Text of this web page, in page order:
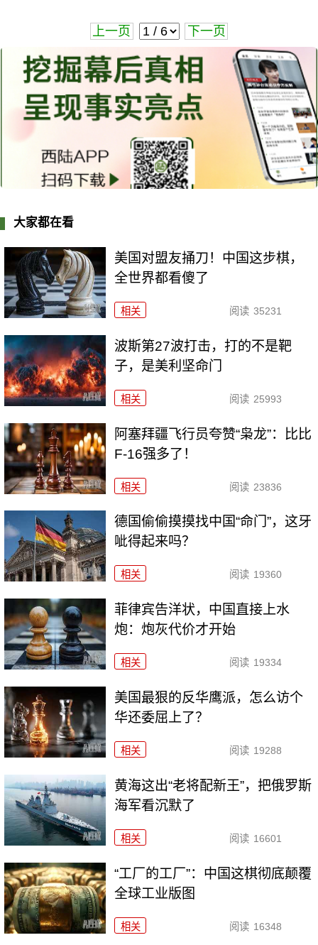
上一页 下一页
大家都在看
美国对盟友捅刀！中国这步棋，
全世界都看傻了
相关 阅读 35231
波斯第27波打击，打的不是靶
子，是美利坚命门
相关 阅读 25993
阿塞拜疆飞行员夸赞“枭龙”：比比
F-16强多了！
相关 阅读 23836
德国偷偷摸摸找中国“命门”，这牙
呲得起来吗？
相关 阅读 19360
菲律宾告洋状，中国直接上水
炮：炮灰代价才开始
相关 阅读 19334
美国最狠的反华鹰派，怎么访个
华还委屈上了？
相关 阅读 19288
黄海这出“老将配新王”，把俄罗斯
海军看沉默了
相关 阅读 16601
“工厂的工厂”：中国这棋彻底颠覆
全球工业版图
相关 阅读 16348